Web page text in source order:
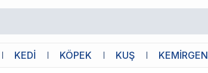
KEDİ KÖPEK KUŞ KEMİRGEN